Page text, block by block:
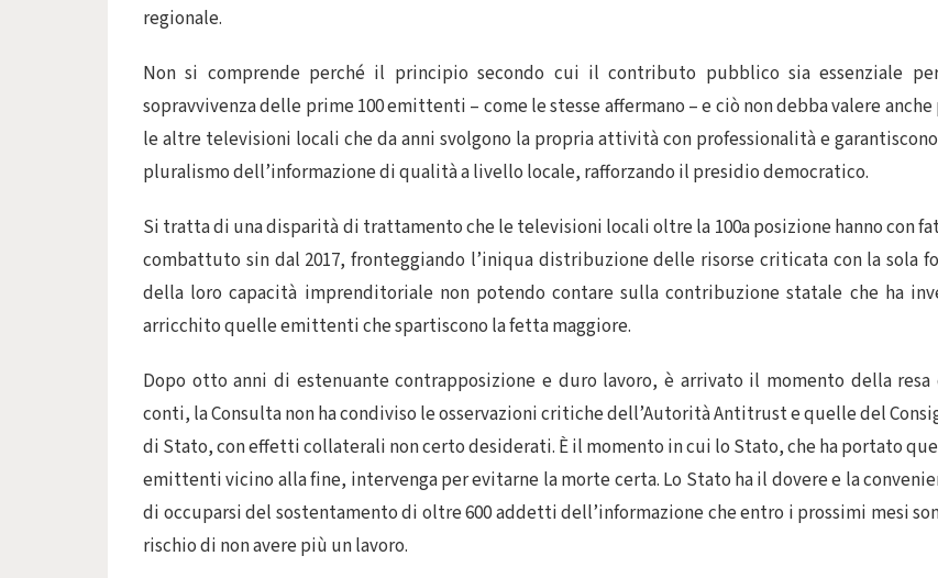
regionale.
Non si comprende perché il principio secondo cui il contributo pubblico sia essenziale
sopravvivenza delle prime 100 emittenti – come le stesse affermano – e ciò non debba valere anche
le altre televisioni locali che da anni svolgono la propria attività con professionalità e
pluralismo dell’informazione di qualità a livello locale, rafforzando il presidio democratico.
Si tratta di una disparità di trattamento che le televisioni locali oltre la 100a posizione hanno con
combattuto sin dal 2017, fronteggiando l’iniqua distribuzione delle risorse criticata con la sola
della loro capacità imprenditoriale non potendo contare sulla contribuzione statale che ha
arricchito quelle emittenti che spartiscono la fetta maggiore.
Dopo otto anni di estenuante contrapposizione e duro lavoro, è arrivato il momento della resa
conti, la Consulta non ha condiviso le osservazioni critiche dell’Autorità Antitrust e quelle del
di Stato, con effetti collaterali non certo desiderati. È il momento in cui lo Stato, che ha portato
emittenti vicino alla fine, intervenga per evitarne la morte certa. Lo Stato ha il dovere e la
di occuparsi del sostentamento di oltre 600 addetti dell’informazione che entro i prossimi mesi
rischio di non avere più un lavoro.